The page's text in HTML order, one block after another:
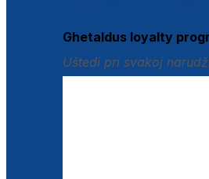
Ghetaldus loyalty
Uštedi pri svakoj